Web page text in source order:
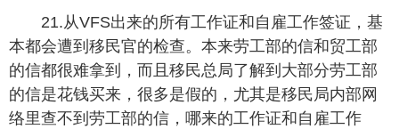
21.从VFS出来的所有工作证和自雇工作签证，基
本都会遭到移民官的检查。本来劳工部的信和贸工部
的信都很难拿到，而且移民总局了解到大部分劳工部
的信是花钱买来，很多是假的，尤其是移民局内部网
络里查不到劳工部的信，哪来的工作证和自雇工作